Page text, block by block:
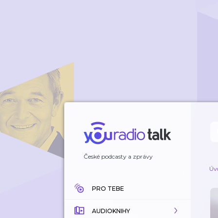
České podcasty a zprávy
PRO TEBE
AUDIOKNIHY